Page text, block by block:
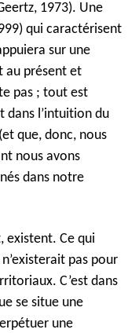
1973). Une
qui caractérisent
sur une
au présent et
pas ; tout est
dans l’intuition du
que, donc, nous
nous avons
dans notre
existent. Ce qui
pas pour
C’est dans
se situe une
une